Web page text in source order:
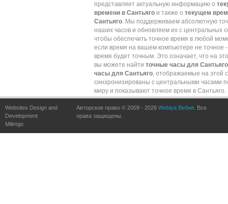
представляет актуальную информацию о
времени в Сантьяго и также о текущем
Сантьяго. Мы поддерживаем абсолютную
наших часов и обновляем их с центральных
чтобы обеспечить точное время в любой
если время на вашем компьютере не точное
время будет точным. Это означает, что на
вы можете найти точные часы для Сантьяго
часы для Сантьяго, отображаемые на этой
синхронизированы с центральными часами
миру и показывают точное время в Сантьяго.
обеспечивается частыми обновлениями по
сравнению с точными часами по всему миру.
Websites Design and
Development
Milimgo
Авторское право © 2009 - 2026 Webiya Вебия. Все
права защищены.